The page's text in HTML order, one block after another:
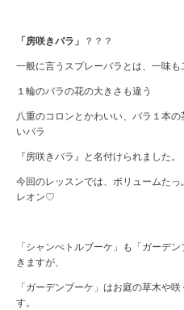
「房咲きバラ」 ？？？
一般に言うスプレーバラとは、一味も
１輪のバラの花の大きさも違う
八重のコロンとかわいい、バラ１本
いバラ
『房咲きバラ』と名付けられました。
今回のレッスンでは、ボリュームた
レオン♡
「シャンぺトルブーケ」も「ガーデ
きますが、
「ガーデンブーケ」はお庭の草木や
す。